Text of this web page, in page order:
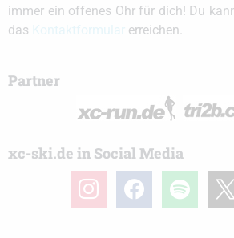
immer ein offenes Ohr für dich! Du
das
erreichen.
Partner
xc-ski.de in Social Media
instagramfacebook spotify